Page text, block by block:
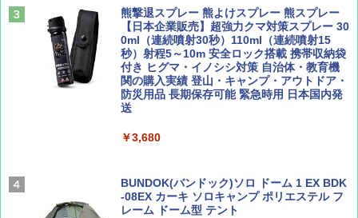
￥1,540
Coyote No.89 特集 星野道夫 夢見る旅
AIRLINE（エアライン）2026年9月号【特
集】ボーイング110周年を祝して！
球の歩き方A ヨーロッパ
￥2,479
地球の歩き方 スター・ウォーズ
A26 地球の歩き方 チェコ ポーランド スロヴ
ァキア 2026～2027 地球の歩き方A ヨーロッ
￥4,980
ENDLESS BASE 《めざましテレビで紹介》
テント ワンタッチ RENEW 幅200 2-3人用 43
500002(88859)
￥5,999
ーティング フルクローズ メッシュ 3-4人用
簡単設置 ポップアップテント エクルベージ
ュ(BC仕様) PATC-150B(EB)
熊撃退スプレー 熊よけスプレー 熊スプレー
【日本企業販売】超強力クマ対策スプレー 30
0ml（連続噴射30秒）110ml（連続噴射15
秒）射程5～10m 安全ロック搭載 携帯収納袋
付き ヒグマ・イノシシ対策 自治体・教育機
関の購入実績 登山・キャンプ・アウトドア・
防災用品 長期保存可能 緊急時用 日本国内発
送
￥3,680
BUNDOK(バンドック)ソロ ドーム 1 EX BDK
-08EX カーキ ソロキャンプ ポリエステル フ
レーム ドーム型 テント